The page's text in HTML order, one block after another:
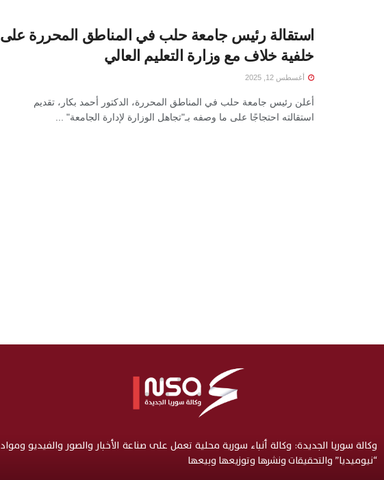
استقالة رئيس جامعة حلب في المناطق المحررة على
خلفية خلاف مع وزارة التعليم العالي
أغسطس 12, 2025
أعلن رئيس جامعة حلب في المناطق المحررة، الدكتور أحمد بكار، تقديم
استقالته احتجاجًا على ما وصفه بـ"تجاهل الوزارة لإدارة الجامعة" ...
وكالة سوريا الجديدة: وكالة أنباء سورية محلية تعمل على صناعة الأخبار والصور والفيديو ومواد
“نيوميديا” والتحقيقات ونشرها وتوزيعها وبيعها